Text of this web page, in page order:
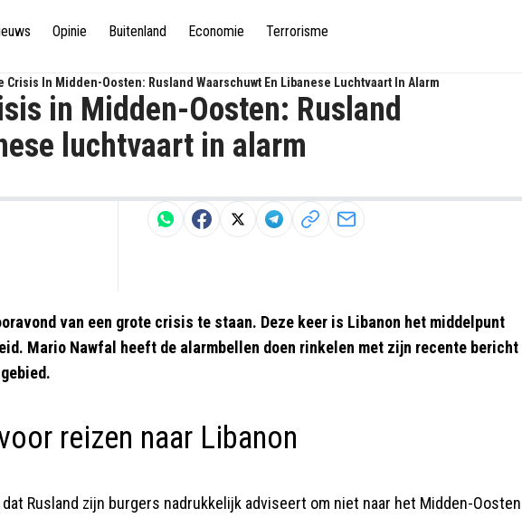
Opinie Buitenland Economie Terrorisme
Crisis In Midden-Oosten: Rusland Waarschuwt En Libanese Luchtvaart In Alarm
in Midden-Oosten: Rusland
luchtvaart in alarm
van een grote crisis te staan. Deze keer is Libanon het middelpunt
Mario Nawfal heeft de alarmbellen doen rinkelen met zijn recente bericht
reizen naar Libanon
Rusland zijn burgers nadrukkelijk adviseert om niet naar het Midden-Oosten